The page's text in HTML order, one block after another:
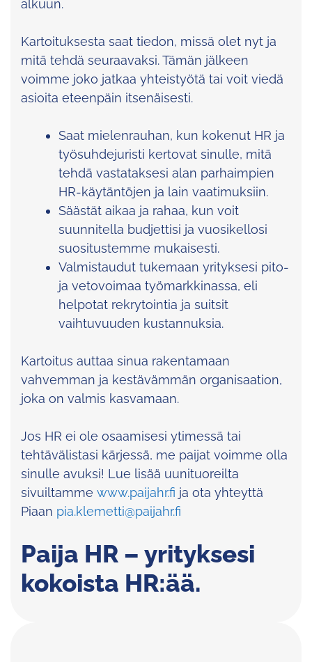
alkuun.
Kartoituksesta saat tiedon, missä olet nyt ja
mitä tehdä seuraavaksi. Tämän jälkeen
voimme joko jatkaa yhteistyötä tai voit viedä
asioita eteenpäin itsenäisesti.
Saat mielenrauhan, kun kokenut HR ja
työsuhdejuristi kertovat sinulle, mitä
tehdä vastataksesi alan parhaimpien
HR-käytäntöjen ja lain vaatimuksiin.
Säästät aikaa ja rahaa, kun voit
suunnitella budjettisi ja vuosikellosi
suositustemme mukaisesti.
Valmistaudut tukemaan yrityksesi pito-
ja vetovoimaa työmarkkinassa, eli
helpotat rekrytointia ja suitsit
vaihtuvuuden kustannuksia.
Kartoitus auttaa sinua rakentamaan
vahvemman ja kestävämmän organisaation,
joka on valmis kasvamaan.
Jos HR ei ole osaamisesi ytimessä tai
tehtävälistasi kärjessä, me paijat voimme olla
sinulle avuksi! Lue lisää uunituoreilta
sivuiltamme www.paijahr.fi ja ota yhteyttä
Piaan pia.klemetti@paijahr.fi
Paija HR – yrityksesi
kokoista HR:ää.